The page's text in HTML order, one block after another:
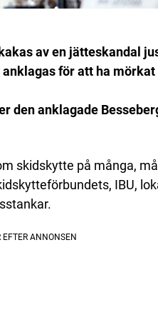
av en jätteskandal
för att ha mörkat
den anklagade
skidskytte på många,
IBU,